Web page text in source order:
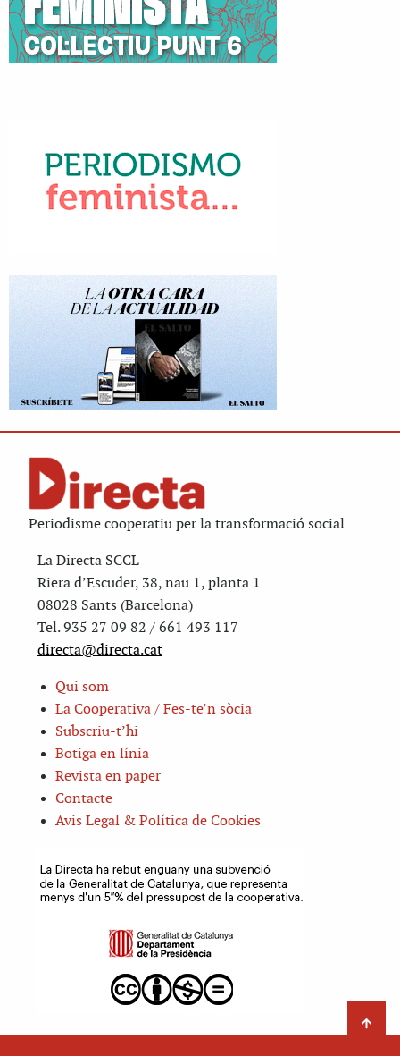
Periodisme cooperatiu per la transformació social
La Directa SCCL
Riera d’Escuder, 38, nau 1, planta 1
08028 Sants (Barcelona)
Tel. 935 27 09 82 / 661 493 117
directa@directa.cat
Qui som
La Cooperativa / Fes-te’n sòcia
Subscriu-t’hi
Botiga en línia
Revista en paper
Contacte
Avis Legal & Política de Cookies